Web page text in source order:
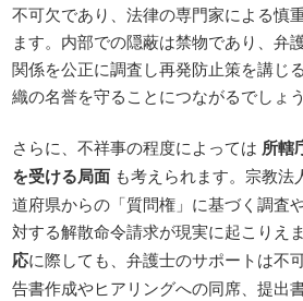
不可欠であり、法律の専門家による慎
ます。内部での隠蔽は禁物であり、弁
関係を公正に調査し再発防止策を講じ
織の名誉を守ることにつながるでしょう
さらに、不祥事の程度によっては 所轄
を受ける局面 も考えられます。宗教
道府県からの「質問権」に基づく調査
対する解散命令請求が現実に起こりえ
応に際しても、弁護士のサポートは不
告書作成やヒアリングへの同席、提出